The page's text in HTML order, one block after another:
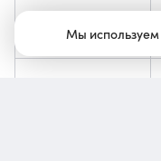
Мы используем